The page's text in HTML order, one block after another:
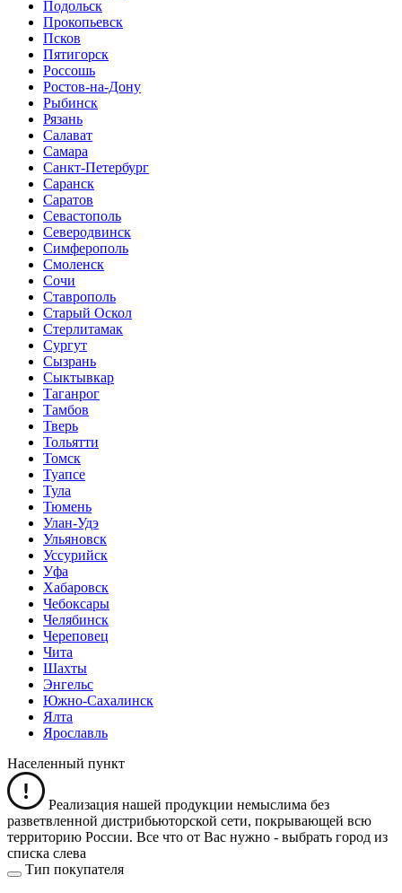
Подольск
Прокопьевск
Псков
Пятигорск
Россошь
Ростов-на-Дону
Рыбинск
Рязань
Салават
Самара
Санкт-Петербург
Саранск
Саратов
Севастополь
Северодвинск
Симферополь
Смоленск
Сочи
Ставрополь
Старый Оскол
Стерлитамак
Сургут
Сызрань
Сыктывкар
Таганрог
Тамбов
Тверь
Тольятти
Томск
Туапсе
Тула
Тюмень
Улан-Удэ
Ульяновск
Уссурийск
Уфа
Хабаровск
Чебоксары
Челябинск
Череповец
Чита
Шахты
Энгельс
Южно-Сахалинск
Ялта
Ярославль
Населенный пункт
Реализация нашей продукции немыслима без
разветвленной дистрибьюторской сети, покрывающей всю
территорию России. Все что от Вас нужно - выбрать город из
списка слева
Тип покупателя